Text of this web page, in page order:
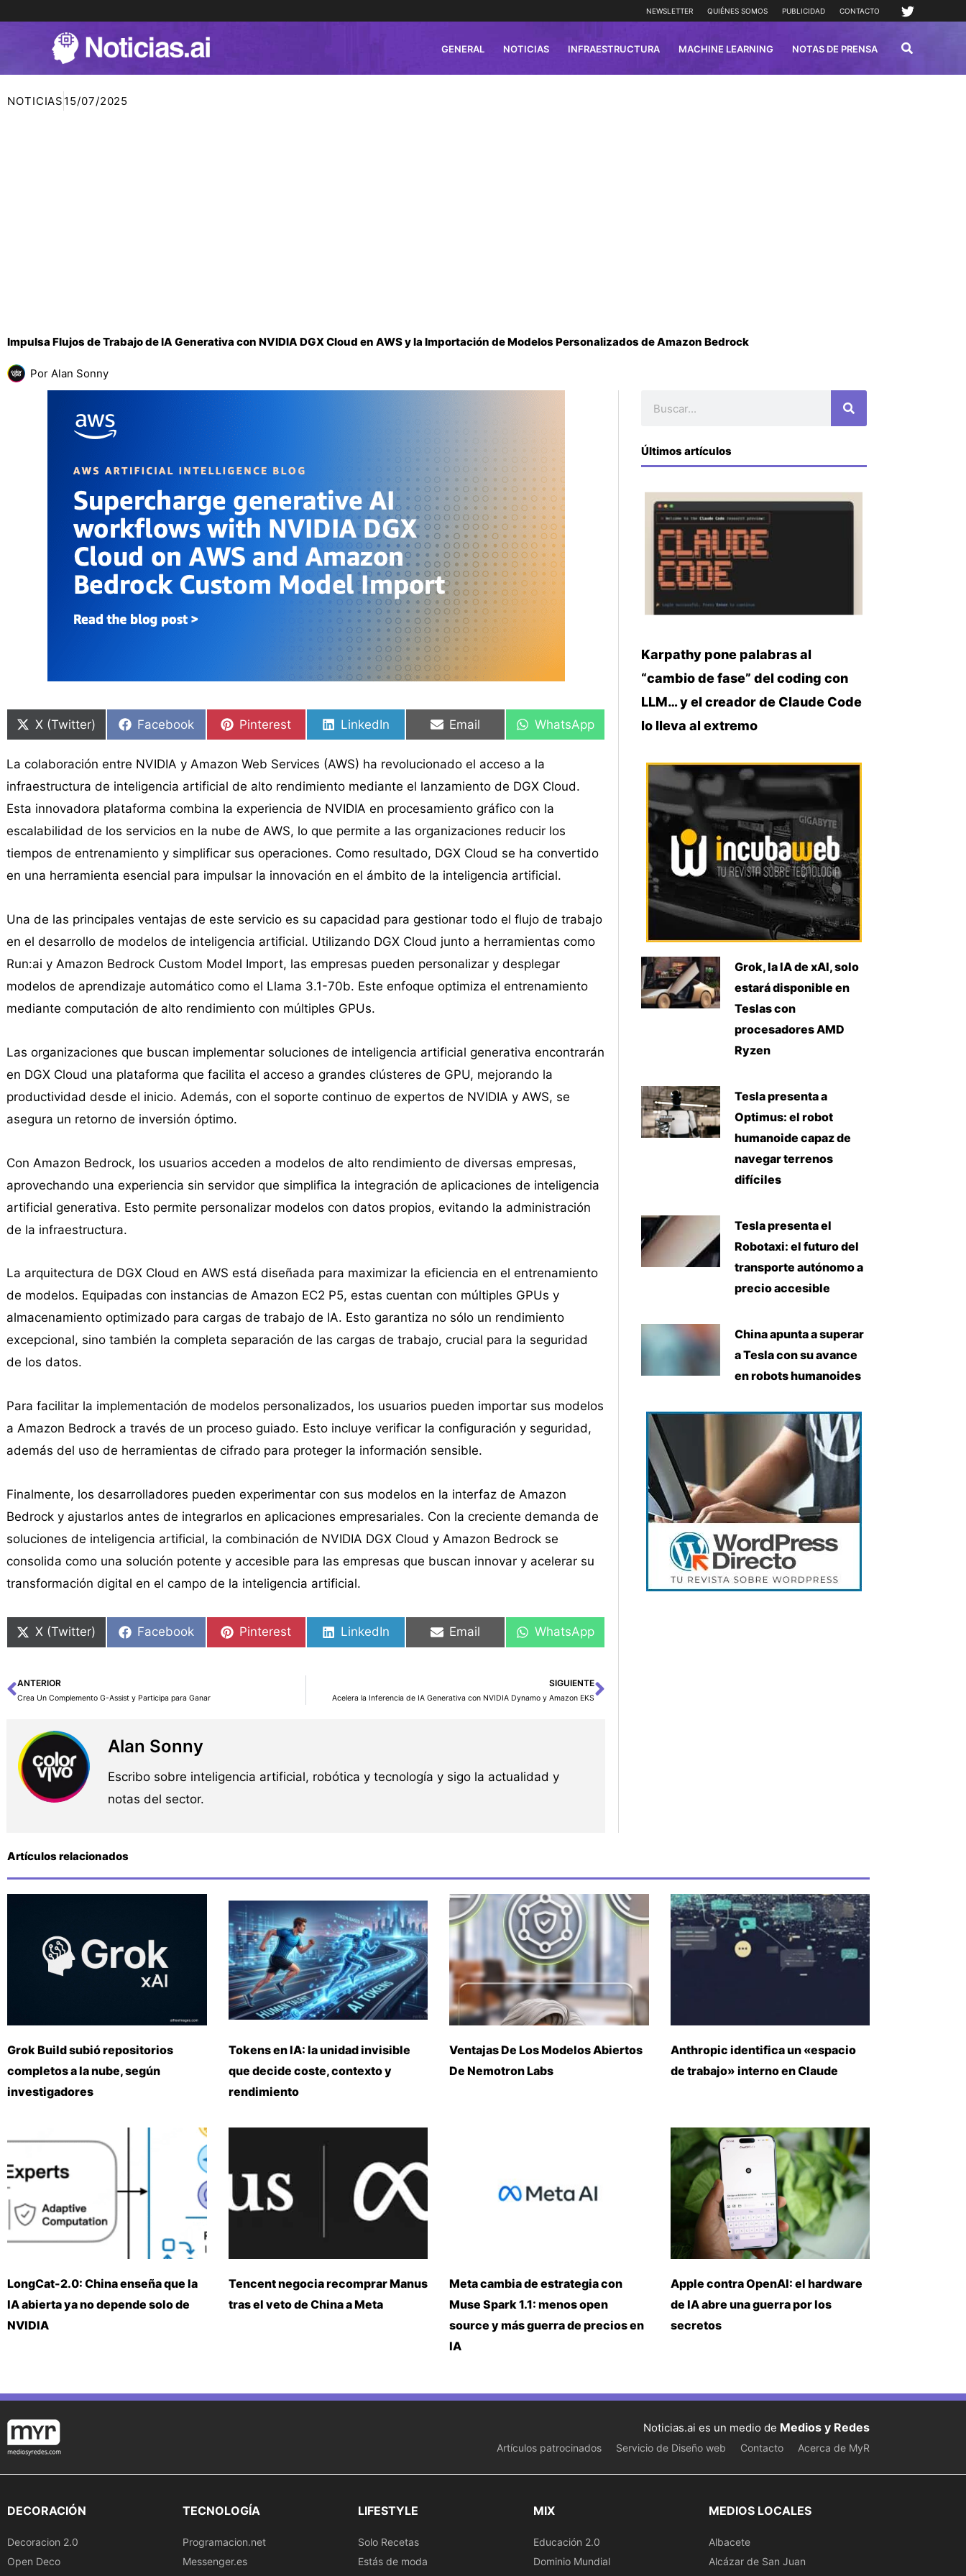
NEWSLETTER QUIÉNES SOMOS PUBLICIDAD CONTACTO
GENERAL NOTICIAS INFRAESTRUCTURA MACHINE LEARNING NOTAS DE PRENSA
NOTICIAS 15/07/2025
Impulsa Flujos de Trabajo de IA Generativa con NVIDIA DGX Cloud en AWS y la Importación de Modelos Personalizados de Amazon Bedrock
Por Alan Sonny
en
X (Twitter)
en
Facebook
en
Pinterest
en
LinkedIn
en
Email
en
WhatsApp
La colaboración entre NVIDIA y Amazon Web Services (AWS) ha revolucionado el acceso a la
infraestructura de inteligencia artificial de alto rendimiento mediante el lanzamiento de DGX Cloud.
Esta innovadora plataforma combina la experiencia de NVIDIA en procesamiento gráfico con la
escalabilidad de los servicios en la nube de AWS, lo que permite a las organizaciones reducir los
tiempos de entrenamiento y simplificar sus operaciones. Como resultado, DGX Cloud se ha convertido
en una herramienta esencial para impulsar la innovación en el ámbito de la inteligencia artificial.
Una de las principales ventajas de este servicio es su capacidad para gestionar todo el flujo de trabajo
en el desarrollo de modelos de inteligencia artificial. Utilizando DGX Cloud junto a herramientas como
Run:ai y Amazon Bedrock Custom Model Import, las empresas pueden personalizar y desplegar
modelos de aprendizaje automático como el Llama 3.1-70b. Este enfoque optimiza el entrenamiento
mediante computación de alto rendimiento con múltiples GPUs.
Las organizaciones que buscan implementar soluciones de inteligencia artificial generativa encontrarán
en DGX Cloud una plataforma que facilita el acceso a grandes clústeres de GPU, mejorando la
productividad desde el inicio. Además, con el soporte continuo de expertos de NVIDIA y AWS, se
asegura un retorno de inversión óptimo.
Con Amazon Bedrock, los usuarios acceden a modelos de alto rendimiento de diversas empresas,
aprovechando una experiencia sin servidor que simplifica la integración de aplicaciones de inteligencia
artificial generativa. Esto permite personalizar modelos con datos propios, evitando la administración
de la infraestructura.
La arquitectura de DGX Cloud en AWS está diseñada para maximizar la eficiencia en el entrenamiento
de modelos. Equipadas con instancias de Amazon EC2 P5, estas cuentan con múltiples GPUs y
almacenamiento optimizado para cargas de trabajo de IA. Esto garantiza no sólo un rendimiento
excepcional, sino también la completa separación de las cargas de trabajo, crucial para la seguridad
de los datos.
Para facilitar la implementación de modelos personalizados, los usuarios pueden importar sus modelos
a Amazon Bedrock a través de un proceso guiado. Esto incluye verificar la configuración y seguridad,
además del uso de herramientas de cifrado para proteger la información sensible.
Finalmente, los desarrolladores pueden experimentar con sus modelos en la interfaz de Amazon
Bedrock y ajustarlos antes de integrarlos en aplicaciones empresariales. Con la creciente demanda de
soluciones de inteligencia artificial, la combinación de NVIDIA DGX Cloud y Amazon Bedrock se
consolida como una solución potente y accesible para las empresas que buscan innovar y acelerar su
transformación digital en el campo de la inteligencia artificial.
en
X (Twitter)
en
Facebook
en
Pinterest
en
LinkedIn
en
Email
en
WhatsApp
Ant
ANTERIOR
Crea Un Complemento G-Assist y Participa para Ganar
SIGUIENTE
Acelera la Inferencia de IA Generativa con NVIDIA Dynamo y Amazon EKSSiguiente
Alan Sonny
Escribo sobre inteligencia artificial, robótica y tecnología y sigo la actualidad y
notas del sector.
Últimos artículos
Karpathy pone palabras al
“cambio de fase” del coding con
LLM… y el creador de Claude Code
lo lleva al extremo
Grok, la IA de xAI, solo
estará disponible en
Teslas con
procesadores AMD
Ryzen
Tesla presenta a
Optimus: el robot
humanoide capaz de
navegar terrenos
difíciles
Tesla presenta el
Robotaxi: el futuro del
transporte autónomo a
precio accesible
China apunta a superar
a Tesla con su avance
en robots humanoides
Artículos relacionados
Grok Build subió repositorios
completos a la nube, según
investigadores
Tokens en IA: la unidad invisible
que decide coste, contexto y
rendimiento
Ventajas De Los Modelos Abiertos
De Nemotron Labs
Anthropic identifica un «espacio
de trabajo» interno en Claude
LongCat-2.0: China enseña que la
IA abierta ya no depende solo de
NVIDIA
Tencent negocia recomprar Manus
tras el veto de China a Meta
Meta cambia de estrategia con
Muse Spark 1.1: menos open
source y más guerra de precios en
IA
Apple contra OpenAI: el hardware
de IA abre una guerra por los
secretos
Noticias.ai es un medio de Medios y Redes
Artículos patrocinados Servicio de Diseño web Contacto Acerca de MyR
DECORACIÓN
Decoracion 2.0
Open Deco
TECNOLOGÍA
Programacion.net
Messenger.es
LIFESTYLE
Solo Recetas
Estás de moda
MIX
Educación 2.0
Dominio Mundial
MEDIOS LOCALES
Albacete
Alcázar de San Juan